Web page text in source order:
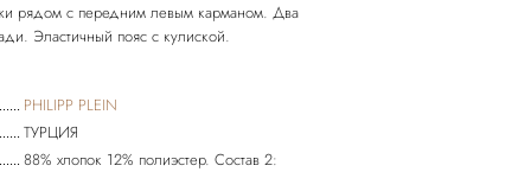
рядом с передним левым карманом. Два
Эластичный пояс с кулиской.
PHILIPP PLEIN
ТУРЦИЯ
88% хлопок 12% полиэстер. Состав 2: